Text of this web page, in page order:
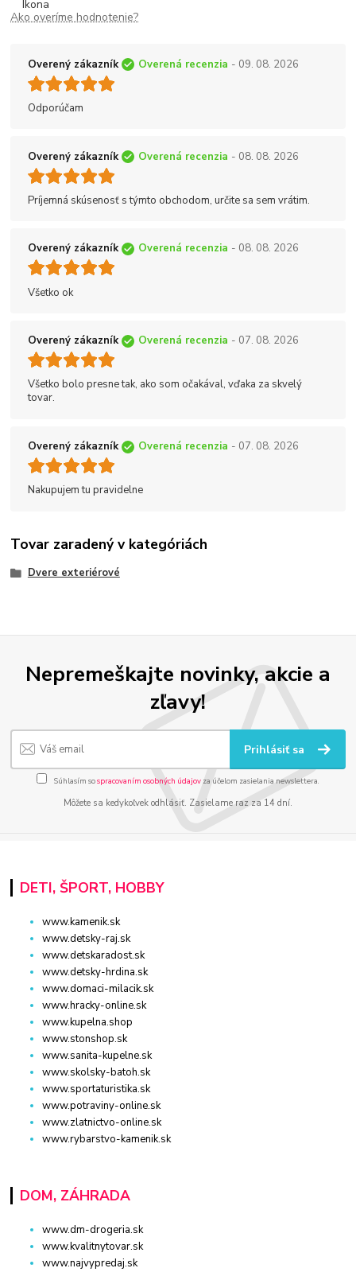
Ako overíme hodnotenie?
Overený zákazník Overená recenzia - 09. 08. 2026
Odporúčam
Overený zákazník Overená recenzia - 08. 08. 2026
Príjemná skúsenosť s týmto obchodom, určite sa sem vrátim.
Overený zákazník Overená recenzia - 08. 08. 2026
Všetko ok
Overený zákazník Overená recenzia - 07. 08. 2026
Všetko bolo presne tak, ako som očakával, vďaka za skvelý
tovar.
Overený zákazník Overená recenzia - 07. 08. 2026
Nakupujem tu pravidelne
Tovar zaradený v kategóriách
Dvere exteriérové
Nepremeškajte novinky, akcie a
zľavy!
Prihlásiť sa
Súhlasím sospracovaním osobných údajov za účelom zasielania newslettera.
Môžete sa kedykoľvek odhlásiť. Zasielame raz za 14 dní.
DETI, ŠPORT, HOBBY
www.kamenik.sk
www.detsky-raj.sk
www.detskaradost.sk
www.detsky-hrdina.sk
www.domaci-milacik.sk
www.hracky-online.sk
www.kupelna.shop
www.stonshop.sk
www.sanita-kupelne.sk
www.skolsky-batoh.sk
www.sportaturistika.sk
www.potraviny-online.sk
www.zlatnictvo-online.sk
www.rybarstvo-kamenik.sk
DOM, ZÁHRADA
www.dm-drogeria.sk
www.kvalitnytovar.sk
www.najvypredaj.sk